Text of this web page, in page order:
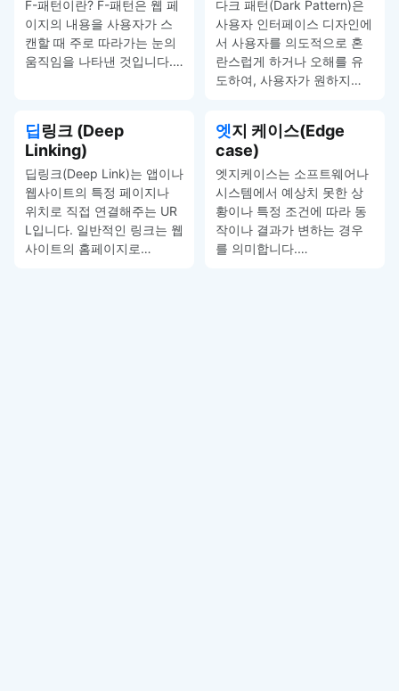
F-패턴이란? F-패턴은 웹 페
이지의 내용을 사용자가 스
캔할 때 주로 따라가는 눈의
움직임을 나타낸 것입니다.…
다크 패턴(Dark Pattern)은
사용자 인터페이스 디자인에
서 사용자를 의도적으로 혼
란스럽게 하거나 오해를 유
도하여, 사용자가 원하지…
딥링크 (Deep
Linking)
딥링크(Deep Link)는 앱이나
웹사이트의 특정 페이지나
위치로 직접 연결해주는 UR
L입니다. 일반적인 링크는 웹
사이트의 홈페이지로…
엣지 케이스(Edge
case)
엣지케이스는 소프트웨어나
시스템에서 예상치 못한 상
황이나 특정 조건에 따라 동
작이나 결과가 변하는 경우
를 의미합니다.…